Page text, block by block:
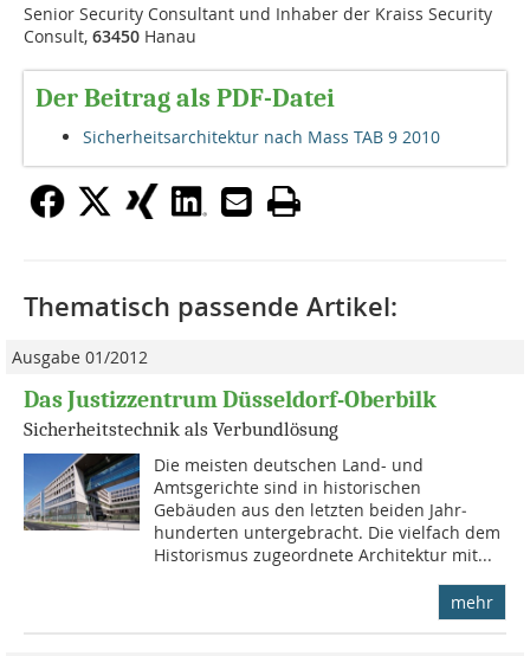
Senior Security Consultant und Inhaber der Kraiss Security
Consult, 63450 Hanau
Der Beitrag als PDF-Datei
Sicherheitsarchitektur nach Mass TAB 9 2010
Thematisch passende Artikel:
Ausgabe 01/2012
Das Justizzentrum Düsseldorf-Oberbilk
Sicherheitstechnik als Verbundlösung
Die meisten deutschen Land- und
Amtsgerichte sind in historischen
Gebäuden aus den letzten beiden Jahr­
hunderten untergebracht. Die vielfach dem
Historismus zugeordnete Architektur mit...
mehr